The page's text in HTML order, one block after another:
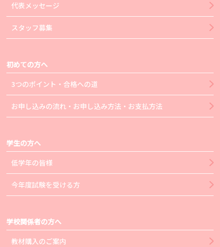
代表メッセージ
スタッフ募集
初めての方へ
3つのポイント・合格への道
お申し込みの流れ・お申し込み方法・お支払方法
学生の方へ
低学年の皆様
今年度試験を受ける方
学校関係者の方へ
教材購入のご案内